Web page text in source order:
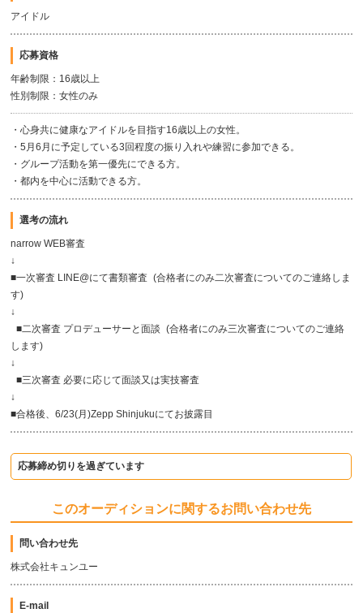
アイドル
応募資格
年齢制限：16歳以上
性別制限：女性のみ
・心身共に健康なアイドルを目指す16歳以上の女性。
・5月6月に予定している3回程度の振り入れや練習に参加できる。
・グループ活動を第一優先にできる方。
・都内を中心に活動できる方。
選考の流れ
narrow WEB審査
↓
■一次審査 LINE@にて書類審査 (合格者にのみ二次審査についてのご連絡しま
す)
↓
■二次審査 プロデューサーと面談 (合格者にのみ三次審査についてのご連絡
します)
↓
■三次審査 必要に応じて面談又は実技審査
↓
■合格後、6/23(月)Zepp Shinjukuにてお披露目
応募締め切りを過ぎています
このオーディションに関するお問い合わせ先
問い合わせ先
株式会社キュンユー
E-mail